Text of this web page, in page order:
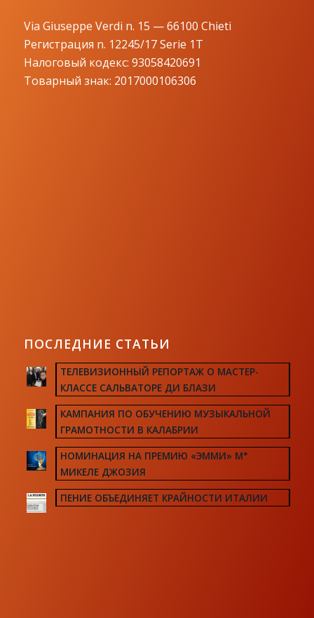
Via Giuseppe Verdi n. 15 — 66100 Chieti
Регистрация n. 12245/17 Serie 1T
Налоговый кодекс: 93058420691
Товарный знак: 2017000106306
ПОСЛЕДНИЕ СТАТЬИ
ТЕЛЕВИЗИОННЫЙ РЕПОРТАЖ О МАСТЕР-
КЛАССЕ САЛЬВАТОРЕ ДИ БЛАЗИ
КАМПАНИЯ ПО ОБУЧЕНИЮ МУЗЫКАЛЬНОЙ
ГРАМОТНОСТИ В КАЛАБРИИ
НОМИНАЦИЯ НА ПРЕМИЮ «ЭММИ» М°
МИКЕЛЕ ДЖОЗИЯ
ПЕНИЕ ОБЪЕДИНЯЕТ КРАЙНОСТИ ИТАЛИИ